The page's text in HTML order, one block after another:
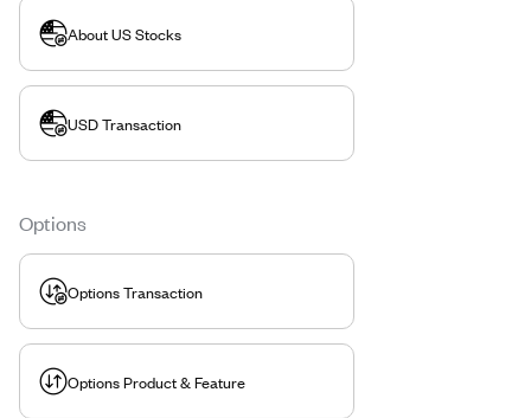
About US Stocks
USD Transaction
Options
Options Transaction
Options Product & Feature